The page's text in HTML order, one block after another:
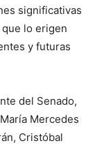
significativas
lo erigen
y futuras
del Senado,
Mercedes
Cristóbal